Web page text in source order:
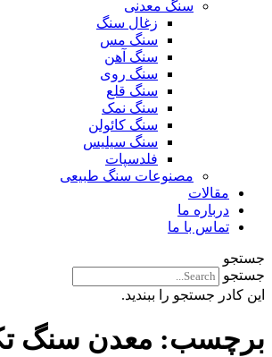
سنگ معدنی
زغال سنگ
سنگ مس
سنگ آهن
سنگ روی
سنگ قلع
سنگ نمک
سنگ کائولن
سنگ سیلیس
فلدسپات
مصنوعات سنگ طبیعی
مقالات
درباره ما
تماس با ما
جستجو
جستجو
این کادر جستجو را ببندید.
برچسب: معدن سنگ